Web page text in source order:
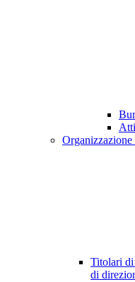
Organizzazione
Titolari
di